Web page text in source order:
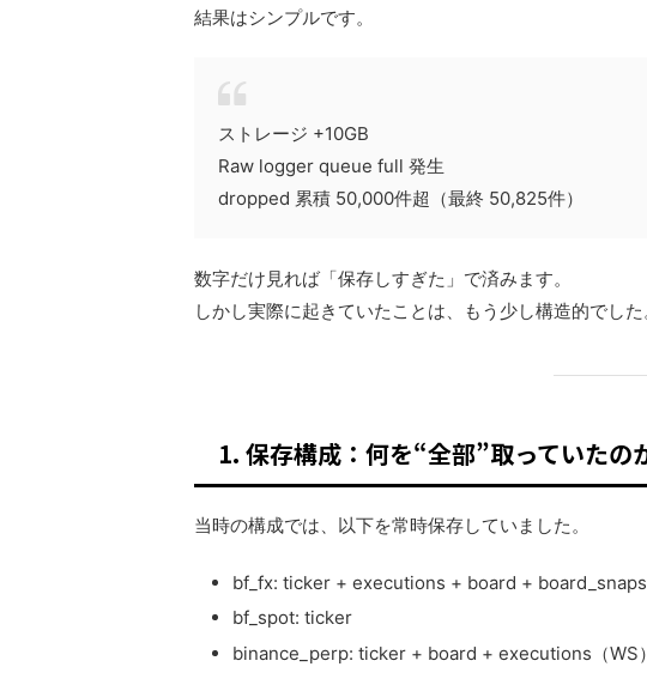
結果はシンプルです。
ストレージ +10GB
Raw logger queue full 発生
dropped 累積 50,000件超（最終 50,825件）
数字だけ見れば「保存しすぎた」で済みます。
しかし実際に起きていたことは、もう少し構造的でした
1. 保存構成：何を“全部”取っていたの
当時の構成では、以下を常時保存していました。
bf_fx: ticker + executions + board +
bf_spot: ticker
binance_perp: ticker + board + executions（WS）